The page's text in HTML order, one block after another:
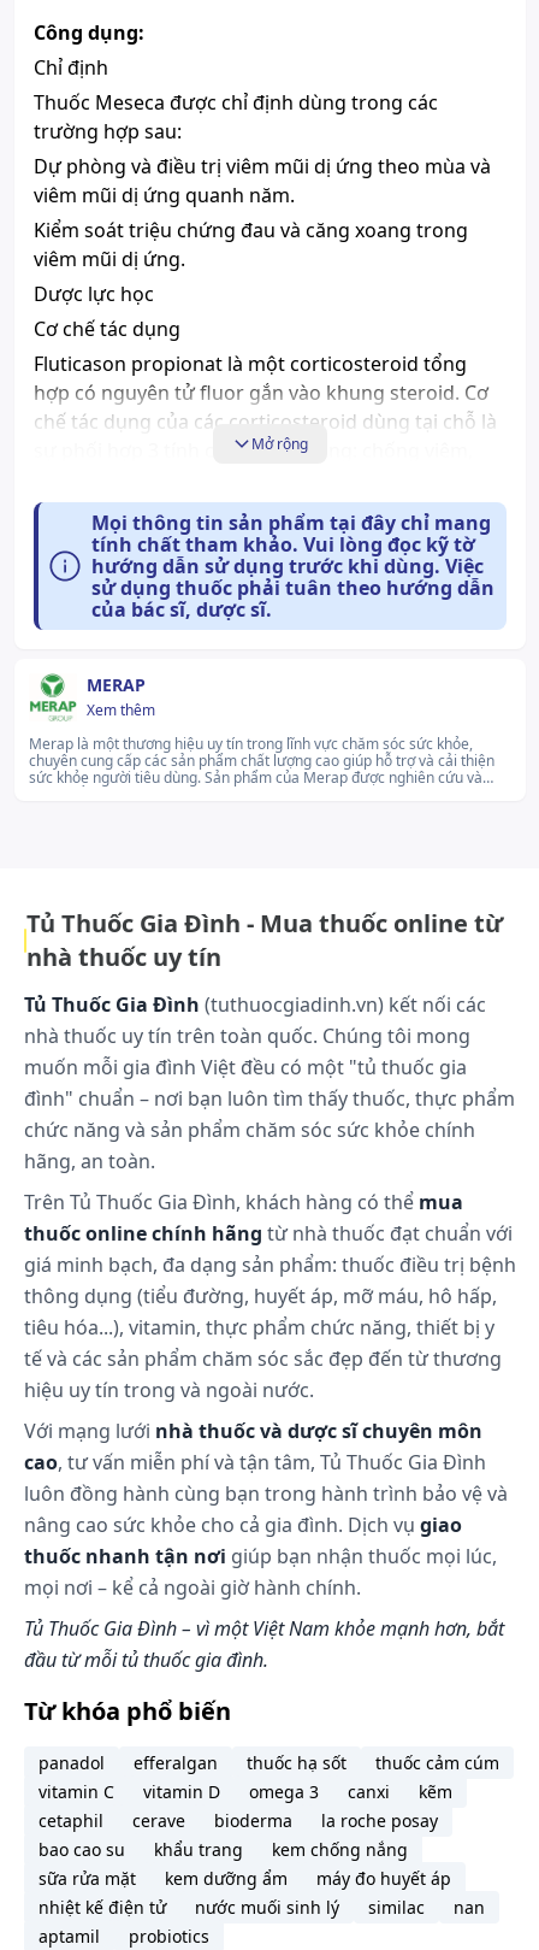
Chú ý
trên Website chỉ mang tính chất
Công dụng:
Chỉ định
Thuốc Meseca được chỉ định dùng trong các
trường hợp sau:
Dự phòng và điều trị viêm mũi dị ứng theo mùa và
viêm mũi dị ứng quanh năm.
Kiểm soát triệu chứng đau và căng xoang trong
viêm mũi dị ứng.
Dược lực học
Cơ chế tác dụng
Fluticason propionat là một corticosteroid tổng
hợp có nguyên tử fluor gắn vào khung steroid. Cơ
chế tác dụng của các corticosteroid dùng tại chỗ là
sự phối hợp 3 tính chất quan trọng: chống viêm,
thuốc một phần do liên kết với thụ thể steroid. Các
corticosteroid giảm viêm bằng cách làm ổn định
màng lysosom của bạch cầu, ức chế tập trung đại
thực bào trong các vùng bị viêm, giảm sự bám dính
của bạch cầu với nội mô mao mạch, giảm tính thấm
kháng tác dụng của histamin và sự giải phóng kinin
từ các cơ chất, giảm tăng sinh các nguyên bào sợi,
giảm lắng đọng collagen và sau đó giảm tạo thành
sẹo ở mô.
có độ thanh thải qua gan bước đầu rất lớn, dẫn đến
sinh khả dụng toàn thân rất thấp. Điều đó làm giảm
theo đường hít, ngay cả khi hít với liều rất cao.
Điều trị viêm mũi dị ứng quanh năm hoặc theo
mùa:
Tác dụng của fluticason propionat trong điều trị
viêm mũi dị ứng là do thuốc làm giảm giải phóng
các chất trung gian gây viêm, các chất đó tạo ra các
triệu chứng dị ứng như ngứa, hắt hơi, chảy nước
mũi và phù.
Người bệnh phải sử dụng thuốc theo khoảng cách
đều đặn như hướng dẫn và hiệu quả điều trị tùy
thuộc vào việc sử dụng thuốc đều đặn.
Các triệu chứng thường nhẹ bớt trong vòng 12 - 48
giờ sau khi bắt đầu dùng thuốc, tuy nhiên ở một số
hiệu quả điều trị tối đa. Có thể cần phải điều trị
thêm bằng uống các thuốc kháng histamin và/hoặc
dùng tại chỗ thuốc chống ngạt mũi cho đến khi đạt
được đáp ứng lâm sàng.
Ở một số người bị viêm mũi dị ứng theo mùa hoặc
quanh năm, đặc biệt những người đang có bệnh
hen, có thể cần phải điều trị đồng thời liên tục với
corticosteroid theo đường uống hoặc hít qua vùng
miệng, thuốc giãn phế quản, kháng histamin,
chống ngạt mũi để đạt được hiệu quả tối đa.
các corticosteroid khi dùng nhắc lại mặc dù chưa
được biết rõ tầm quan trọng trên lâm sàng.
Dược động học
Hấp thu
Hấp thu trực tiếp từ mũi là không đáng kể do độ
hòa tan trong nước thấp và phần lớn liều thuốc
Mở rộng
Mọi thông tin sản phẩm tại đây chỉ mang
tính chất tham khảo. Vui lòng đọc kỹ tờ
hướng dẫn sử dụng trước khi dùng. Việc
sử dụng thuốc phải tuân theo hướng dẫn
của bác sĩ, dược sĩ.
MERAP
Xem thêm
Merap là một thương hiệu uy tín trong lĩnh vực chăm sóc sức khỏe,
chuyên cung cấp các sản phẩm chất lượng cao giúp hỗ trợ và cải thiện
sức khỏe người tiêu dùng. Sản phẩm của Merap được nghiên cứu và
Tủ Thuốc Gia Đình - Mua thuốc online từ
nhà thuốc uy tín
Tủ Thuốc Gia Đình (tuthuocgiadinh.vn) kết nối các
nhà thuốc uy tín trên toàn quốc. Chúng tôi mong
muốn mỗi gia đình Việt đều có một "tủ thuốc gia
đình" chuẩn – nơi bạn luôn tìm thấy thuốc, thực phẩm
chức năng và sản phẩm chăm sóc sức khỏe chính
hãng, an toàn.
Trên Tủ Thuốc Gia Đình, khách hàng có thể mua
thuốc online chính hãng từ nhà thuốc đạt chuẩn với
giá minh bạch, đa dạng sản phẩm: thuốc điều trị bệnh
thông dụng (tiểu đường, huyết áp, mỡ máu, hô hấp,
tiêu hóa...), vitamin, thực phẩm chức năng, thiết bị y
tế và các sản phẩm chăm sóc sắc đẹp đến từ thương
hiệu uy tín trong và ngoài nước.
Với mạng lưới nhà thuốc và dược sĩ chuyên môn
cao, tư vấn miễn phí và tận tâm, Tủ Thuốc Gia Đình
luôn đồng hành cùng bạn trong hành trình bảo vệ và
nâng cao sức khỏe cho cả gia đình. Dịch vụ giao
thuốc nhanh tận nơi giúp bạn nhận thuốc mọi lúc,
mọi nơi – kể cả ngoài giờ hành chính.
Tủ Thuốc Gia Đình – vì một Việt Nam khỏe mạnh hơn, bắt
đầu từ mỗi tủ thuốc gia đình.
Từ khóa phổ biến
panadol efferalgan thuốc hạ sốt
thuốc cảm cúm
vitamin C
vitamin D omega 3 canxi
kẽm
cetaphil
cerave bioderma
la roche posay
bao cao su
khẩu trang
kem chống nắng
sữa rửa mặt
kem dưỡng ẩm
máy đo huyết áp
nhiệt kế điện tử
nước muối sinh lý similac
nan
aptamil
probiotics